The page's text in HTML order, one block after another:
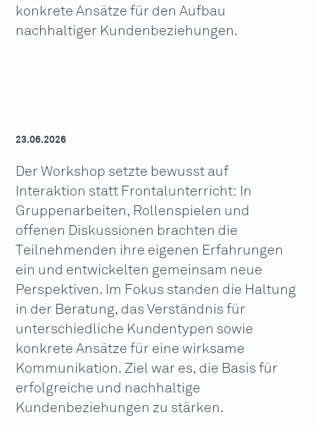
konkrete Ansätze für den Aufbau
nachhaltiger Kundenbeziehungen.
23.06.2026
Der Workshop setzte bewusst auf
Interaktion statt Frontalunterricht: In
Gruppenarbeiten, Rollenspielen und
offenen Diskussionen brachten die
Teilnehmenden ihre eigenen Erfahrungen
ein und entwickelten gemeinsam neue
Perspektiven. Im Fokus standen die Haltung
in der Beratung, das Verständnis für
unterschiedliche Kundentypen sowie
konkrete Ansätze für eine wirksame
Kommunikation. Ziel war es, die Basis für
erfolgreiche und nachhaltige
Kundenbeziehungen zu stärken.